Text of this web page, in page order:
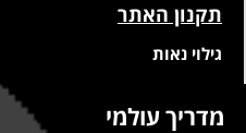
תקנון האתר
גילוי נאות
מדריך עולמי